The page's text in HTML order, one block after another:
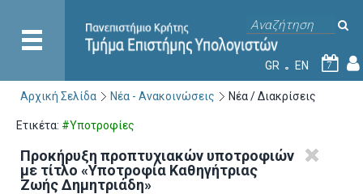
GR EN 7
Αρχική Σελίδα Νέα - Ανακοινώσεις Νέα / Διακρίσεις
Ετικέτα: #Υποτροφίες
Προκήρυξη προπτυχιακών υποτροφιών
με τίτλο «Υποτροφία Καθηγήτριας
Ζωής Δημητριάδη»